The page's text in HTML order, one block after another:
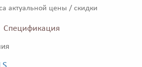
актуальной цены / скидки
Спецификация